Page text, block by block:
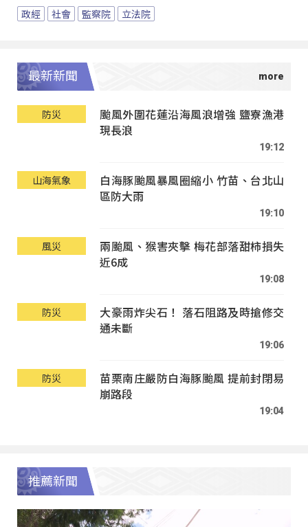
政經 社會 監察院 立法院
最新新聞
防災
颱風外圍花蓮沿海風浪增強 鹽寮漁港
現長浪
19:12
山海氣象
白海豚颱風暴風圈縮小 竹苗、台北山
區防大雨
19:10
風災
兩颱風、猴害夾擊 梅花部落甜柿損失
近6成
19:08
防災
大豪雨炸尖石！ 落石阻路及時搶修交
通未斷
19:06
防災
苗栗南庄嚴防白海豚颱風 提前封閉易
崩路段
19:04
推薦新聞